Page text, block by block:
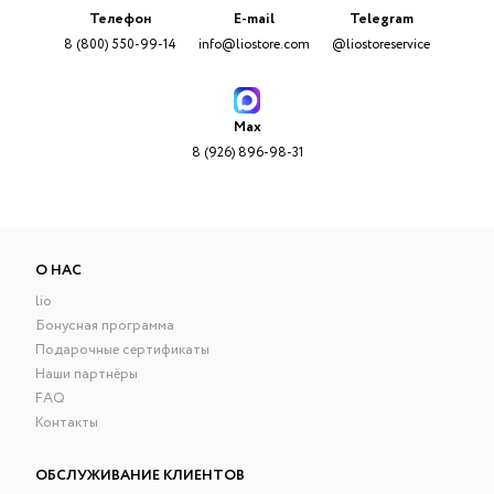
Телефон
8 (800) 550-99-14
E-mail
info@liostore.com
Telegram
@liostoreservice
Max
8 (926) 896-98-31
О НАС
lio
Бонусная программа
Подарочные сертификаты
Наши партнёры
FAQ
Контакты
ОБСЛУЖИВАНИЕ КЛИЕНТОВ